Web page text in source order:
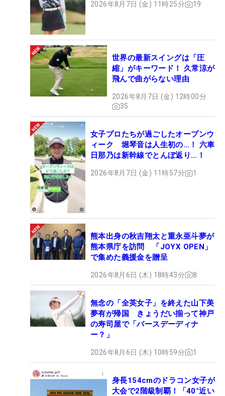
2026年8月7日 (金) 11時25分 19
世界の最新スイングは「圧
縮」がキーワード！ 久常涼が
飛んで曲がらない理由
2026年8月7日 (金) 12時00分
35
女子プロたちが過ごしたオープンウ
ィーク 堀琴音は人生初の…！ 六車
日那乃は新幹線でとんぼ返り…！
2026年8月7日 (金) 11時57分 1
熊本出身の秋吉翔太と重永亜斗夢が
熊本県庁を訪問 「JOYX OPEN」
で集めた義援金を贈呈
2026年8月6日 (木) 18時43分 8
無念の「全英女子」を終えた山下美
夢有が帰国 きょうだい揃って神戸
の寿司屋で「バースデーディナ
ー？」
2026年8月6日 (木) 10時59分 1
身長154cmのドラコン女子が
大会で2階級制覇！「40°近い